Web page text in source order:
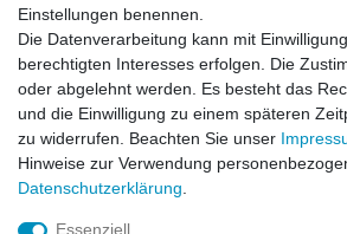
Vertrag widerrufen
© Copyright 2026 | Alle Rechte
Einstellungen benennen.
Die Datenverarbeitung kann mit
berechtigten Interesses erfolgen. Die
oder abgelehnt werden. Es besteht das
und die Einwilligung zu einem späteren
zu widerrufen. Beachten Sie unser
Hinweise zur Verwendung
Daten­schutz­erklärung
Essenziell